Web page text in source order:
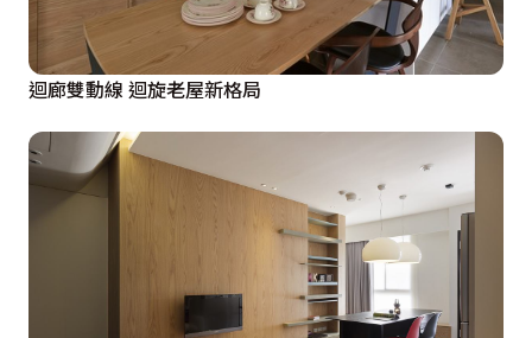
迴廊雙動線 迴旋老屋新格局